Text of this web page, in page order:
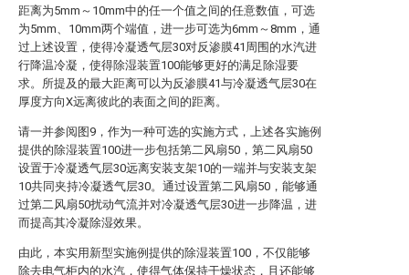
距离为5mm～10mm中的任一个值之间的任意数值，可选
为5mm、10mm两个端值，进一步可选为6mm～8mm，通
过上述设置，使得冷凝透气层30对反渗膜41周围的水汽进
行降温冷凝，使得除湿装置100能够更好的满足除湿要
求。所提及的最大距离可以为反渗膜41与冷凝透气层30在
厚度方向X远离彼此的表面之间的距离。
请一并参阅图9，作为一种可选的实施方式，上述各实施例
提供的除湿装置100进一步包括第二风扇50，第二风扇50
设置于冷凝透气层30远离安装支架10的一端并与安装支架
10共同夹持冷凝透气层30。通过设置第二风扇50，能够通
过第二风扇50扰动气流并对冷凝透气层30进一步降温，进
而提高其冷凝除湿效果。
由此，本实用新型实施例提供的除湿装置100，不仅能够
除去电气柜内的水汽，使得气体保持干燥状态，且还能够